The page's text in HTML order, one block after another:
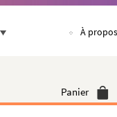
À propos
Panier